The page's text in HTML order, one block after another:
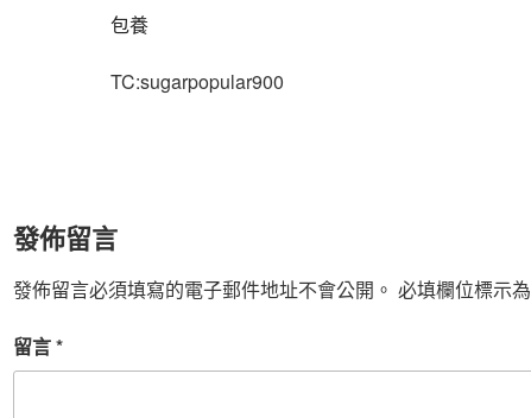
包養
TC:sugarpopular900
發佈留言
發佈留言必須填寫的電子郵件地址不會公開。 必填欄位標示為
留言*